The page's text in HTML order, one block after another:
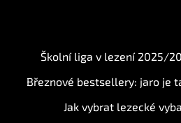
Školní liga v lezení 2025/
Březnové bestsellery: jaro je
Jak vybrat lezecké